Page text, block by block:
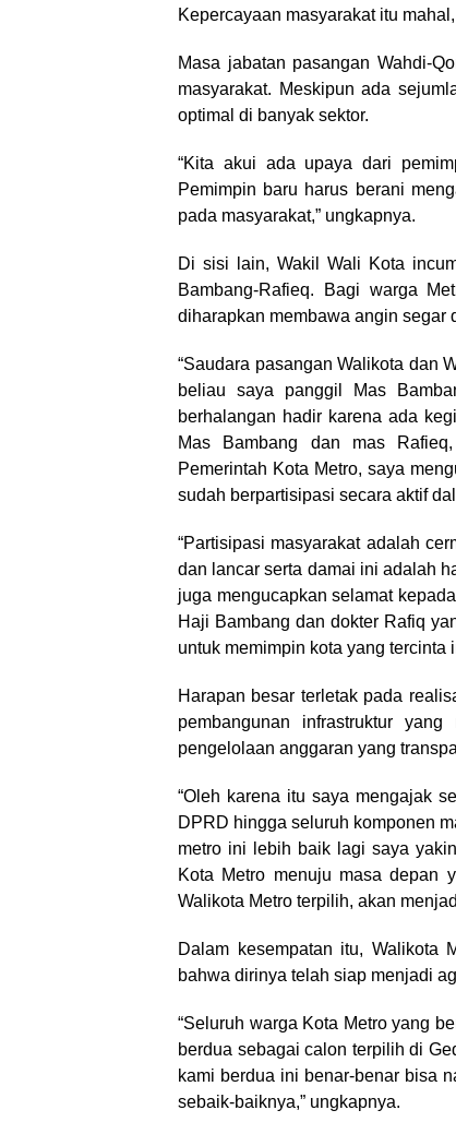
Kepercayaan masyarakat itu
Masa jabatan pasangan Wahdi-
masyarakat. Meskipun ada
optimal di banyak sektor.
“Kita akui ada upaya dari
Pemimpin baru harus berani
pada masyarakat,” ungkapnya.
Di sisi lain, Wakil Wali Kota
Bambang-Rafieq. Bagi warga
diharapkan membawa angin segar
“Saudara pasangan Walikota dan
beliau saya panggil Mas
berhalangan hadir karena ada
Mas Bambang dan mas
Pemerintah Kota Metro, saya
sudah berpartisipasi secara aktif
“Partisipasi masyarakat adalah
dan lancar serta damai ini adalah
juga mengucapkan selamat
Haji Bambang dan dokter Rafiq
untuk memimpin kota yang tercinta
Harapan besar terletak pada
pembangunan infrastruktur
pengelolaan anggaran yang
“Oleh karena itu saya mengajak
DPRD hingga seluruh komponen
metro ini lebih baik lagi saya
Kota Metro menuju masa depan
Walikota Metro terpilih, akan
Dalam kesempatan itu, Walikota
bahwa dirinya telah siap menjadi
“Seluruh warga Kota Metro yang
berdua sebagai calon terpilih di
kami berdua ini benar-benar bisa
sebaik-baiknya,” ungkapnya.